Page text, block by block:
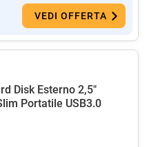
VEDI OFFERTA
Disk Esterno 2,5"
Portatile USB3.0